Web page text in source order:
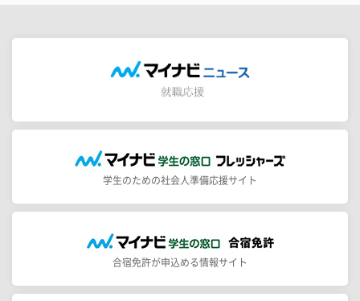
学生のための社会人準備応援サイト
合宿免許が申込める情報サイト